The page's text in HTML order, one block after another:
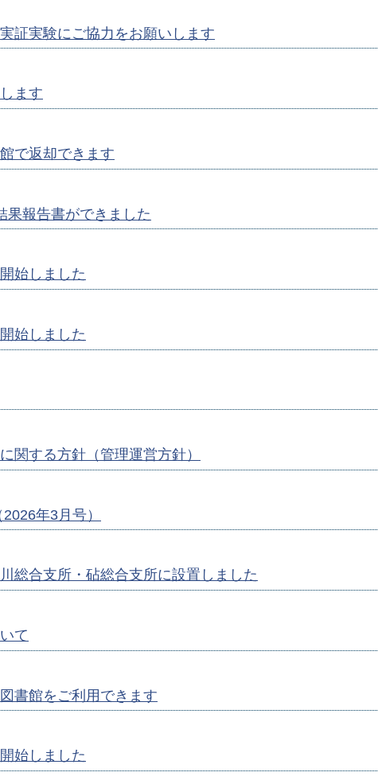
証実験にご協力をお願いします
ます
で返却できます
果報告書ができました
始しました
始しました
関する方針（管理運営方針）
年3月号）
総合支所・砧総合支所に設置しました
て
書館をご利用できます
始しました